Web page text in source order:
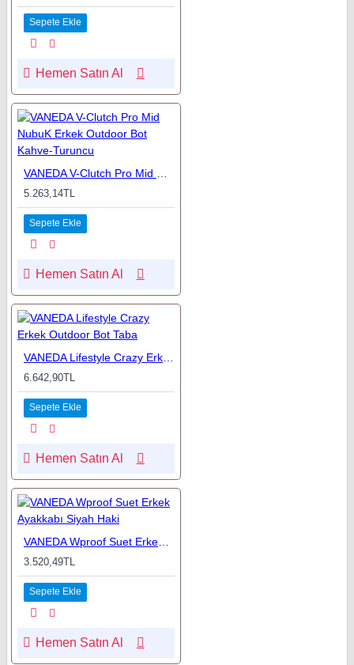
Sepete Ekle
Hemen Satın Al
5.263,14TL
Sepete Ekle
Hemen Satın Al
6.642,90TL
Sepete Ekle
Hemen Satın Al
3.520,49TL
Sepete Ekle
Hemen Satın Al